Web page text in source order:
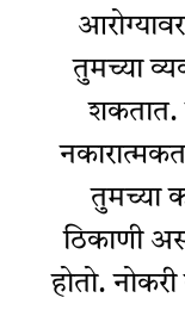
तुमच्या
शकतात.
तुमच्या
ठिकाणी
होतो.